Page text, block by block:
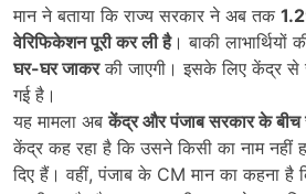
मान ने बताया कि राज्य सरकार ने अब तक
वेरिफिकेशन पूरी कर ली है। बाकी लाभार्थियों
घर-घर जाकरकी जाएगी। इसके लिए केंद्र से
गई है।
यह मामला अबकेंद्र और पंजाब सरकार के बीच
केंद्र कह रहा है कि उसने किसी का नाम नहीं
दिए हैं। वहीं, पंजाब के CM मान का कहना है